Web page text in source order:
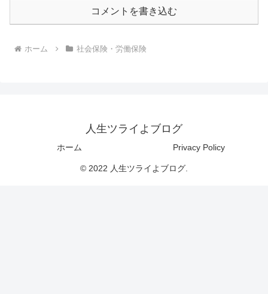
コメントを書き込む
ホーム 社会保険・労働保険
人生ツライよブログ
ホーム Privacy Policy
© 2022 人生ツライよブログ.